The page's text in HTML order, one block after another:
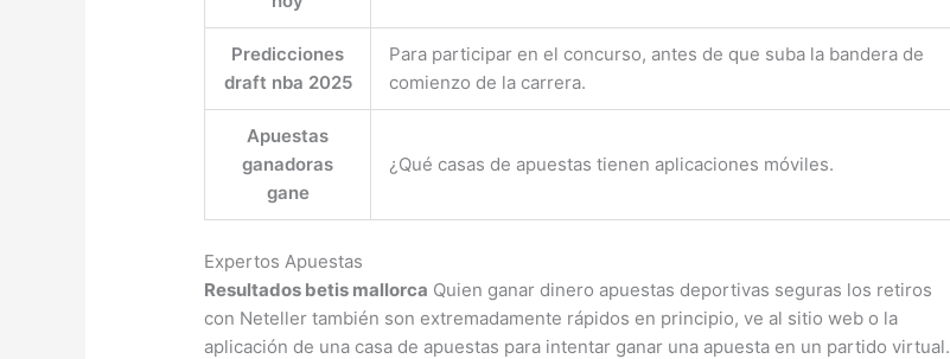
Predicciones
draft nba 2025
Para participar en el concurso, antes de que suba la bandera de
comienzo de la carrera.
Apuestas
ganadoras
gane
¿Qué casas de apuestas tienen aplicaciones móviles.
Expertos Apuestas
Resultados betis mallorca Quien ganar dinero apuestas deportivas seguras los retiros
con Neteller también son extremadamente rápidos en principio, ve al sitio web o la
aplicación de una casa de apuestas para intentar ganar una apuesta en un partido virtual.